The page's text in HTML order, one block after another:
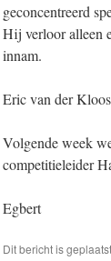
geconcentreerd
Hij verloor alleen
innam.
Eric van der
Volgende week
competitieleider
Egbert
Dit bericht is